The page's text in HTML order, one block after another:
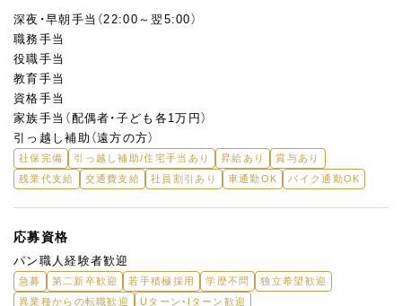
深夜・早朝手当（22:00～翌5:00）
職務手当
役職手当
教育手当
資格手当
家族手当（配偶者・子ども各1万円）
引っ越し補助（遠方の方）
社保完備 引っ越し補助/住宅手当あり 昇給あり
賞与あり
残業代支給
交通費支給 社員割引あり 車通勤OK バイク通勤OK
応募資格
パン職人経験者歓迎
急募 第二新卒歓迎 若手積極採用 学歴不問
独立希望歓迎
異業種からの転職歓迎
Uターン・Iターン歓迎